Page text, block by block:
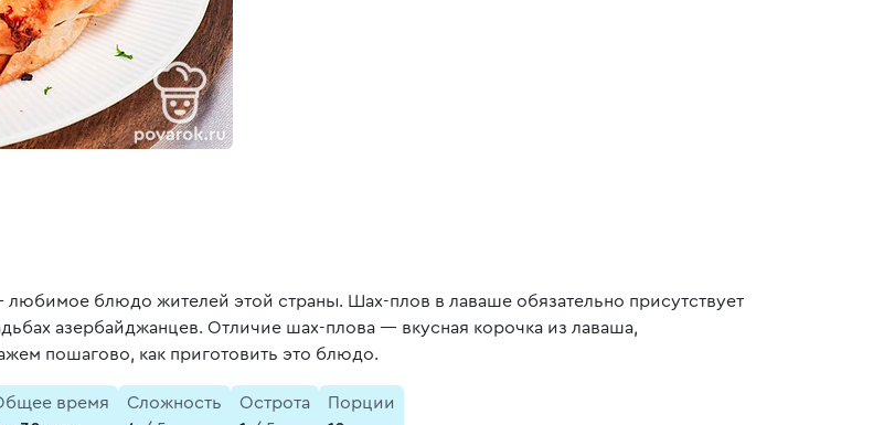
блюдо жителей этой страны. Шах-плов в лаваше обязательно присутствует
азербайджанцев. Отличие шах-плова — вкусная корочка из лаваша,
пошагово, как приготовить это блюдо.
время
Сложность
Острота
Порции